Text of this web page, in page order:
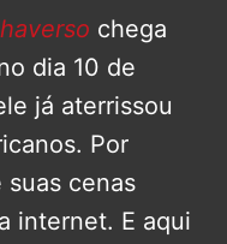
chega
dia 10 de
já aterrissou
Por
cenas
internet. E aqui